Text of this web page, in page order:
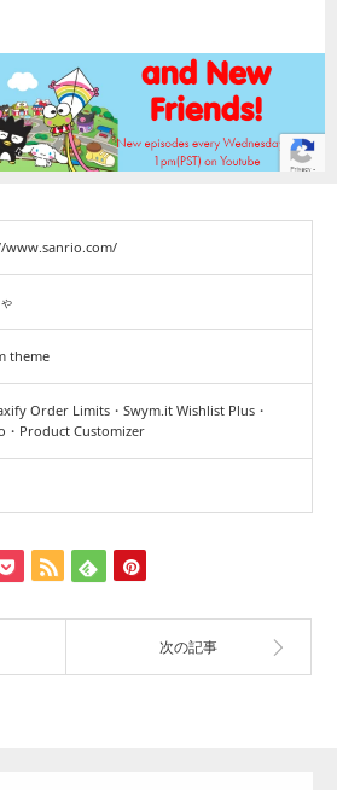
www.sanrio.com/
theme
Order Limits・Swym.it Wishlist Plus・
・Product Customizer
次の記事